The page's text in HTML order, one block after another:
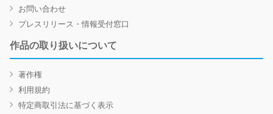
お問い合わせ
プレスリリース・情報受付窓口
作品の取り扱いについて
著作権
利用規約
特定商取引法に基づく表示